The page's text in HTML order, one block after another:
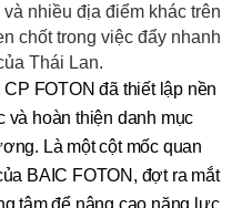
nhiều địa điểm khác trên
chốt trong việc đẩy nhanh
Thái Lan.
FOTON đã thiết lập nền
và hoàn thiện danh mục
Là một cột mốc quan
BAIC FOTON, đợt ra mắt
tâm để nâng cao năng lực